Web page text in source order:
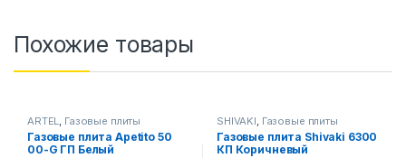
Похожие товары
ARTEL Газовые плиты
Газовые плитa Apetito 50
00-G ГП Белый
SHIVAKI Газовые плиты
Газовые плитa Shivaki 6300
КП Коричневый